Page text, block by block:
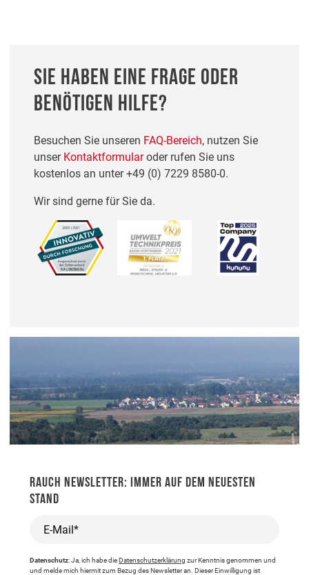
SIE HABEN EINE FRAGE ODER
BENÖTIGEN HILFE?
Besuchen Sie unseren FAQ-Bereich, nutzen Sie
unserKontaktformularoder rufen Sie uns
kostenlos an unter+49 (0) 7229 8580-0.
Wir sind gerne für Sie da.
RAUCH NEWSLETTER: IMMER AUF DEM NEUESTEN
STAND
E-Mail*
Datenschutz: Ja, ich habe dieDatenschutzerklärung zur Kenntnis genommen und
und melde mich hiermit zum Bezug des Newsletter an. Dieser Einwilligung ist